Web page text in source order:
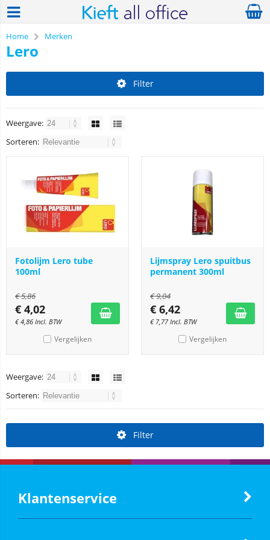
Home Merken
Lero
Filter
Weergave:
Sorteren:
Fotolijm Lero tube
100ml
€5,86
€ 4,02
€4,86 Incl. BTW
Vergelijken
Lijmspray Lero spuitbus
permanent 300ml
€9,04
€ 6,42
€ 7,77 Incl. BTW
Vergelijken
Weergave:
Sorteren:
Filter
Klantenservice